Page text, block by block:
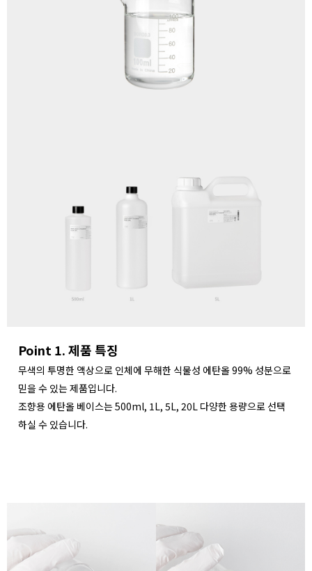
Point 1. 제품 특징
무색의 투명한 액상으로 인체에 무해한 식물성 에탄올 99% 성분으로
믿을 수 있는 제품입니다.
조향용 에탄올 베이스는 500ml, 1L, 5L, 20L 다양한 용량으로 선택
하실 수 있습니다.